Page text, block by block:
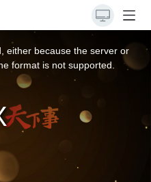
either because the server or
format is not supported.